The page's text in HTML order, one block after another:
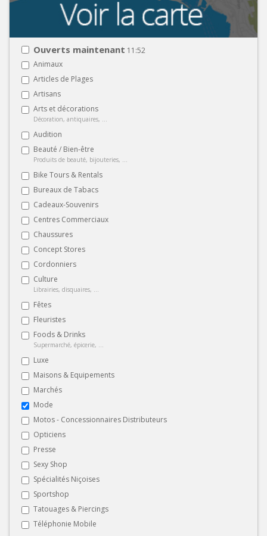
Ouverts maintenant 11:52
Animaux
Articles de Plages
Artisans
Arts et décorations
Décoration, antiquaires, ...
Audition
Beauté / Bien-être
Produits de beauté, bijouteries, ...
Bike Tours & Rentals
Bureaux de Tabacs
Cadeaux-Souvenirs
Centres Commerciaux
Chaussures
Concept Stores
Cordonniers
Culture
Librairies, disquaires, ...
Fêtes
Fleuristes
Foods & Drinks
Supermarché, épicerie, ...
Luxe
Maisons & Equipements
Marchés
Mode
Motos - Concessionnaires Distributeurs
Opticiens
Presse
Sexy Shop
Spécialités Niçoises
Sportshop
Tatouages & Piercings
Téléphonie Mobile